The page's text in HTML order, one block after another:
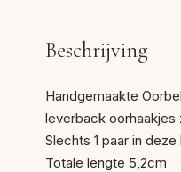
Beschrijving
Handgemaakte
leverback oorhaakjes
Slechts 1 paar in
Totale lengte 5,2cm